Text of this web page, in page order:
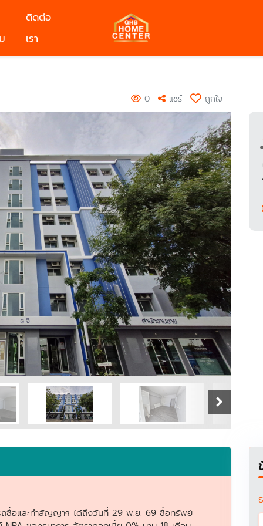
ติดต่อ
เรา
0 แชร์ ถูกใจ
บ้านมือสองของคนออนไลน์
by ธนาคารอาคารสงเคราะห์
บ้านมือสองของคนออนไลน์
by ธนาคารอาคารสงเคราะห์
รถซื้อและทำสัญญาฯ ได้ถึงวันที่ 29 พ.ย. 69 ซื้อทรัพย์